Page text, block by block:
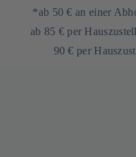
*ab 50 € an einer
ab 85 € per
90 € per